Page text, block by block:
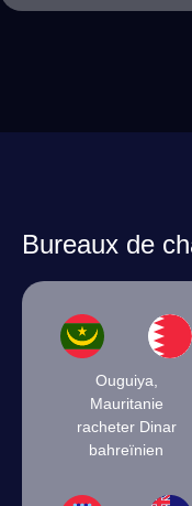
Bureaux de
Ouguiya,
Mauritanie
racheter Dinar
bahreïnien